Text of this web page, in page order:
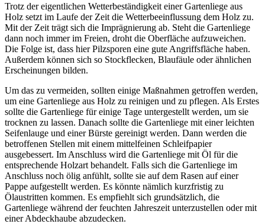
Trotz der eigentlichen Wetterbeständigkeit einer Gartenliege aus
Holz setzt im Laufe der Zeit die Wetterbeeinflussung dem Holz zu.
Mit der Zeit trägt sich die Imprägnierung ab. Steht die Gartenliege
dann noch immer im Freien, droht die Oberfläche aufzuweichen.
Die Folge ist, dass hier Pilzsporen eine gute Angriffsfläche haben.
Außerdem können sich so Stockflecken, Blaufäule oder ähnlichen
Erscheinungen bilden.
Um das zu vermeiden, sollten einige Maßnahmen getroffen werden,
um eine Gartenliege aus Holz zu reinigen und zu pflegen. Als Erstes
sollte die Gartenliege für einige Tage untergestellt werden, um sie
trocknen zu lassen. Danach sollte die Gartenliege mit einer leichten
Seifenlauge und einer Bürste gereinigt werden. Dann werden die
betroffenen Stellen mit einem mittelfeinen Schleifpapier
ausgebessert. Im Anschluss wird die Gartenliege mit Öl für die
entsprechende Holzart behandelt. Falls sich die Gartenliege im
Anschluss noch ölig anfühlt, sollte sie auf dem Rasen auf einer
Pappe aufgestellt werden. Es könnte nämlich kurzfristig zu
Ölaustritten kommen. Es empfiehlt sich grundsätzlich, die
Gartenliege während der feuchten Jahreszeit unterzustellen oder mit
einer Abdeckhaube abzudecken.